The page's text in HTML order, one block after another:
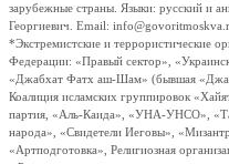
зарубежные страны. Языки: русский и
Георгиевич. Email:
*Экстремистские и террористические
Федерации: «Правый сектор»,
«Джабхат Фатх аш-Шам» (бывшая
Коалиция исламских группировок
партия, «Аль-Каида», «УНА-УНСО»,
народа», «Свидетели Иеговы»,
«Артподготовка», Религиозная